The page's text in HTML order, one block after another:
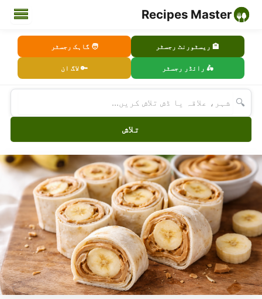
Recipes Master
🏨 ریسٹورنٹ رجسٹر 🧑 گاہک رجسٹر
🛵 رائڈر رجسٹر 🔑 لاگ ان
🔍
تلاش